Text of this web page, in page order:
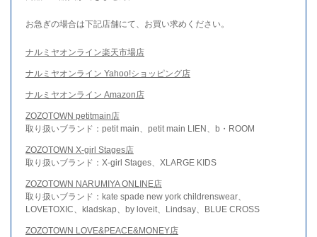
お急ぎの場合は下記店舗にて、お買い求めください。
ナルミヤオンライン楽天市場店
ナルミヤオンライン Yahoo!ショッピング店
ナルミヤオンライン Amazon店
ZOZOTOWN petitmain店
取り扱いブランド：petit main、petit main LIEN、b・ROOM
ZOZOTOWN X-girl Stages店
取り扱いブランド：X-girl Stages、XLARGE KIDS
ZOZOTOWN NARUMIYA ONLINE店
取り扱いブランド：kate spade new york childrenswear、
LOVETOXIC、kladskap、by loveit、Lindsay、BLUE CROSS
ZOZOTOWN LOVE&PEACE&MONEY店